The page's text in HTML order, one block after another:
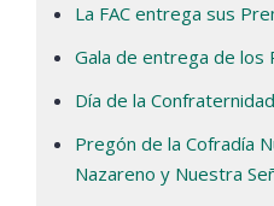
La FAC entrega sus
Gala de entrega de los
Día de la
Pregón de la Cofradía
Nazareno y Nuestra